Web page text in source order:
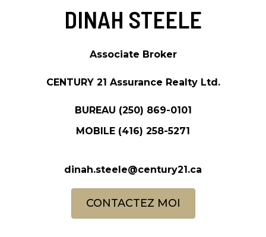
DINAH STEELE
Associate Broker
CENTURY 21 Assurance Realty Ltd.
BUREAU (250) 869-0101
MOBILE (416) 258-5271
dinah.steele@century21.ca
CONTACTEZ MOI